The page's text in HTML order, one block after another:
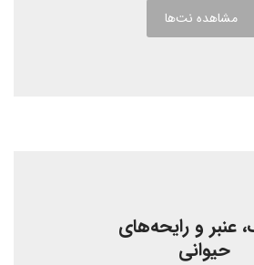
مشاهده نت‌ها
عنبر و رایحه‌های
حیوانی